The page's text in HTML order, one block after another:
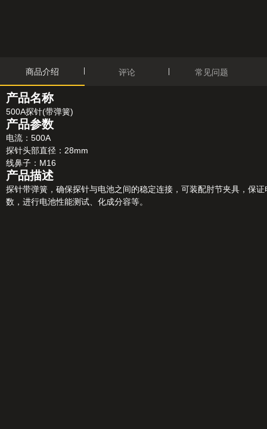
商品介绍 评论 常见问题
产品名称
500A探针(带弹簧)
产品参数
电流：500A
探针头部直径：28mm
线鼻子：M16
产品描述
探针带弹簧，确保探针与电池之间的稳定连接，可装配肘节夹具，保
数，进行电池性能测试、化成分容等。